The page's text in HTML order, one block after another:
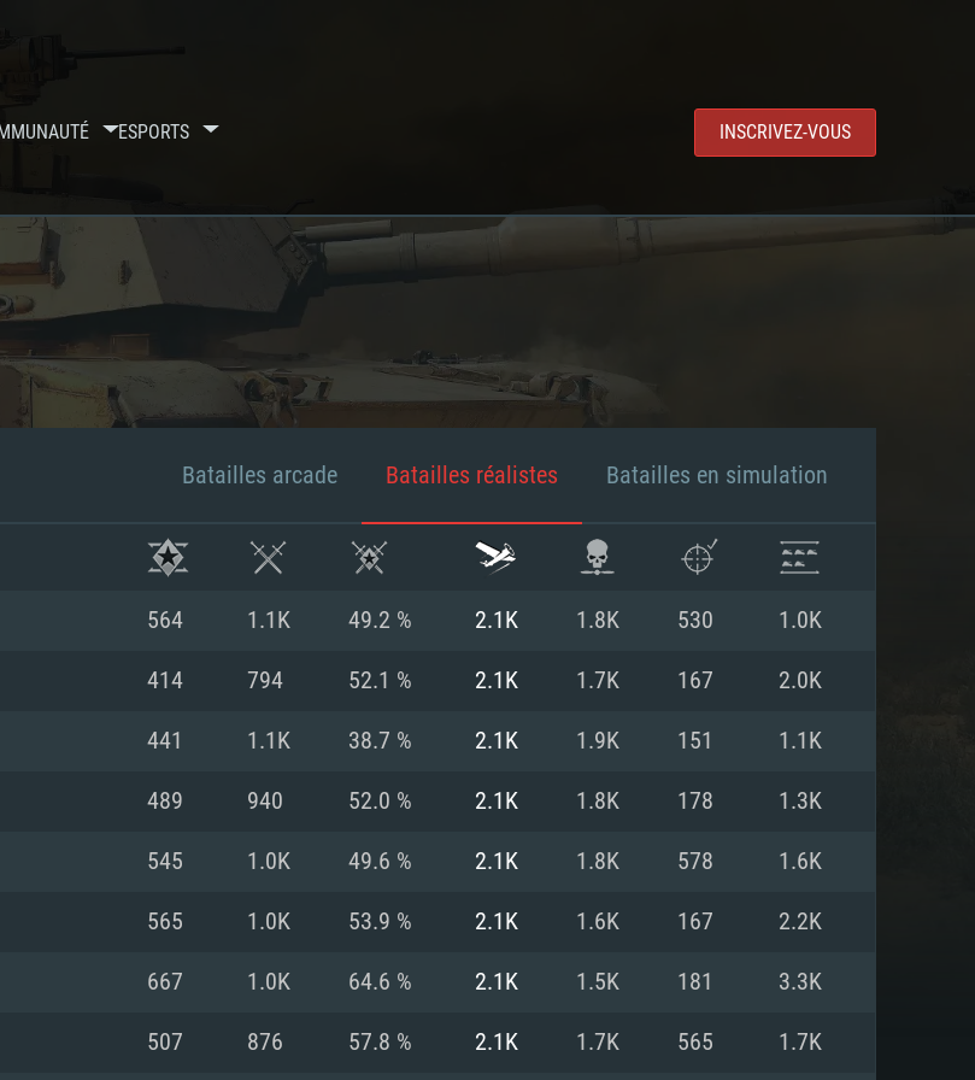
ESPORTS INSCRIVEZ-VOUS
SYSTÈME REQUISE
Batailles arcade Batailles réalistes Batailles en simulation
564 1.1K 49.2 % 2.1K 1.8K 530 1.0K
414 794 52.1 % 2.1K 1.7K 167 2.0K
441 1.1K 38.7 % 2.1K 1.9K 151 1.1K
489 940 52.0 % 2.1K 1.8K 178 1.3K
545 1.0K 49.6 % 2.1K 1.8K 578 1.6K
565 1.0K 53.9 % 2.1K 1.6K 167 2.2K
667 1.0K 64.6 % 2.1K 1.5K 181 3.3K
507 876 57.8 % 2.1K 1.7K 565 1.7K